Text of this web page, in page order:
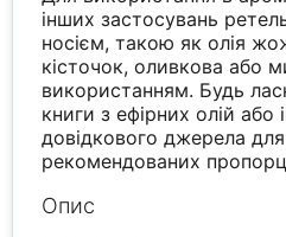
інших застосувань
носієм, такою як олія
кісточок, оливкова або
використанням. Будь
книги з ефірних олій або
довідкового джерела
рекомендованих
Опис